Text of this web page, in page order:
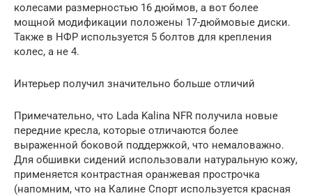
колесами размерностью 16 дюймов, а вот более
мощной модификации положены 17-дюймовые диски.
Также в НФР используется 5 болтов для крепления
колес, а не 4.
Интерьер получил значительно больше отличий
Примечательно, что Lada Kalina NFR получила новые
передние кресла, которые отличаются более
выраженной боковой поддержкой, что немаловажно.
Для обшивки сидений использовали натуральную кожу,
применяется контрастная оранжевая прострочка
(напомним, что на Калине Спорт используется красная